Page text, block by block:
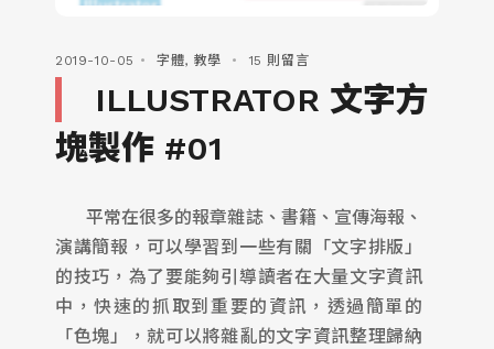
2019-10-05 字體, 教學 15 則留言
ILLUSTRATOR 文字方
塊製作 #01
平常在很多的報章雜誌、書籍、宣傳海報、
演講簡報，可以學習到一些有關「文字排版」
的技巧，為了要能夠引導讀者在大量文字資訊
中，快速的抓取到重要的資訊，透過簡單的
「色塊」，就可以將雜亂的文字資訊整理歸納